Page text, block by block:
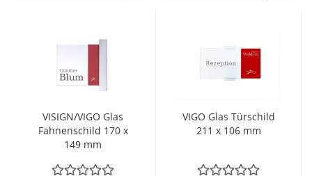
VI­SIGN/VIGO Glas
Fah­nen­schild 170 x
149 mm
VIGO Glas Tür­schild
211 x 106 mm